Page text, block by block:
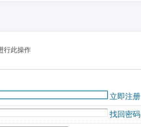
行此操作
立即注册
找回密码